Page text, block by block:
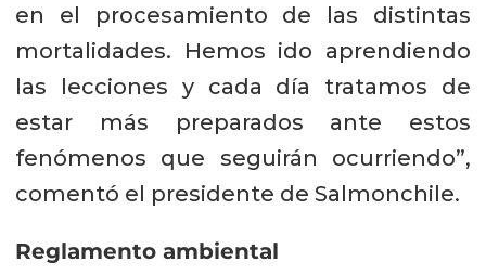
en el procesamiento de las distintas
mortalidades. Hemos ido aprendiendo
las lecciones y cada día tratamos de
estar más preparados ante estos
fenómenos que seguirán ocurriendo”,
comentó el presidente de Salmonchile.
Reglamento ambiental